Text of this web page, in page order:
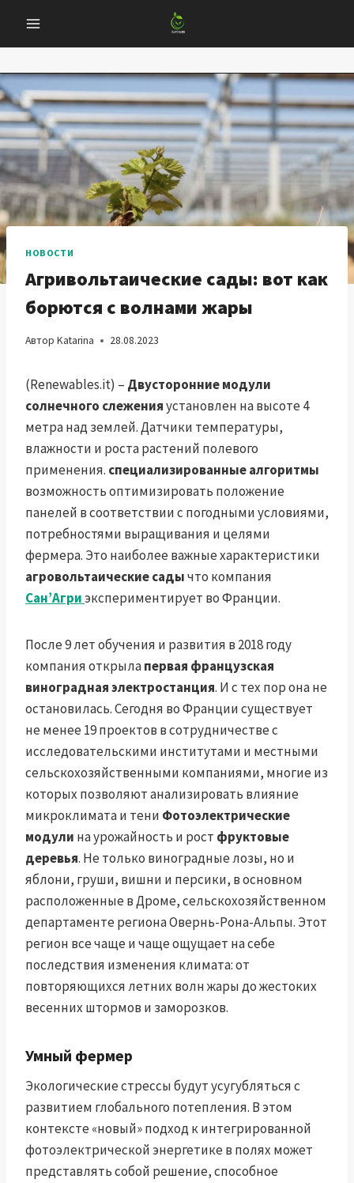
содержанию
НОВОСТИ
Агривольтаические сады: вот как
борются с волнами жары
Автор Katarina 28.08.2023
(Renewables.it) – Двусторонние модули
солнечного слеженияустановлен на высоте 4
метра над землей. Датчики температуры,
влажности и роста растений полевого
применения. специализированные алгоритмы
возможность оптимизировать положение
панелей в соответствии с погодными условиями,
потребностями выращивания и целями
фермера. Это наиболее важные характеристики
агровольтаические садычто компания
Сан’Агриэкспериментирует во Франции.
После 9 лет обучения и развития в 2018 году
компания открылапервая французская
виноградная электростанция. И с тех пор она не
остановилась. Сегодня во Франции существует
не менее 19 проектов в сотрудничестве с
исследовательскими институтами и местными
сельскохозяйственными компаниями, многие из
которых позволяют анализировать влияние
микроклимата и тени Фотоэлектрические
модули на урожайность и рост фруктовые
деревья. Не только виноградные лозы, но и
яблони, груши, вишни и персики, в основном
расположенные в Дроме, сельскохозяйственном
департаменте региона Овернь-Рона-Альпы. Этот
регион все чаще и чаще ощущает на себе
последствия изменения климата: от
повторяющихся летних волн жары до жестоких
весенних штормов и заморозков.
Умный фермер
Экологические стрессы будут усугубляться с
развитием глобального потепления. В этом
контексте «новый» подход к интегрированной
фотоэлектрической энергетике в полях может
представлять собой решение, способное